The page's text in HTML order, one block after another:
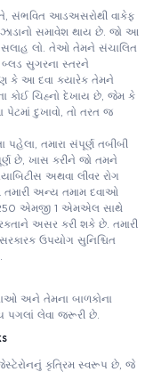
સંભવિત આડઅસરોથી વાકેફ
સમાવેશ થાય છે. જો આ
સલાહ લો. તેઓ તેમને સંચાલિત
બ્લડ સુગરના સ્તરને
કે આ દવા ક્યારેક તેમને
કોઈ ચિહ્નો દેખાય છે, જેમ કે
દુખાવો, તો તરત જ
તમારા સંપૂર્ણ તબીબી
છે, ખાસ કરીને જો તમને
અથવા લીવર રોગ
તમારી અન્ય તમામ દવાઓ
250 એમજી 1 એમએલ સાથે
અસર કરી શકે છે. તમારી
ઉપયોગ સુનિશ્ચિત
અને તેમના બાળકોના
પગલાં લેવા જરૂરી છે.
કૃત્રિમ સ્વરૂપ છે, જે